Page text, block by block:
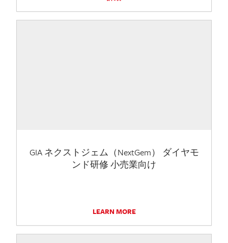
GIA ネクストジェム（NextGem） ダイヤモ
ンド研修 小売業向け
LEARN MORE